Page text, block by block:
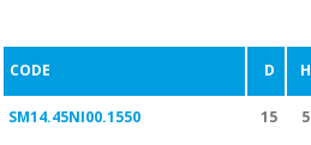
CODE D H
SM14.45NI00.1550 15 5